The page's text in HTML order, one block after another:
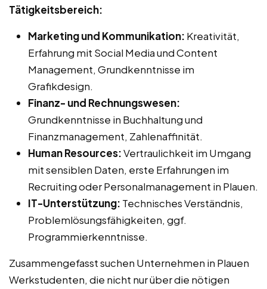
Tätigkeitsbereich:
Marketing und Kommunikation: Kreativität,
Erfahrung mit Social Media und Content
Management, Grundkenntnisse im
Grafikdesign.
Finanz- und Rechnungswesen:
Grundkenntnisse in Buchhaltung und
Finanzmanagement, Zahlenaffinität.
Human Resources:Vertraulichkeit im Umgang
mit sensiblen Daten, erste Erfahrungen im
Recruiting oder Personalmanagement in Plauen.
IT-Unterstützung: Technisches Verständnis,
Problemlösungsfähigkeiten, ggf.
Programmierkenntnisse.
Zusammengefasst suchen Unternehmen in Plauen
Werkstudenten, die nicht nur über die nötigen